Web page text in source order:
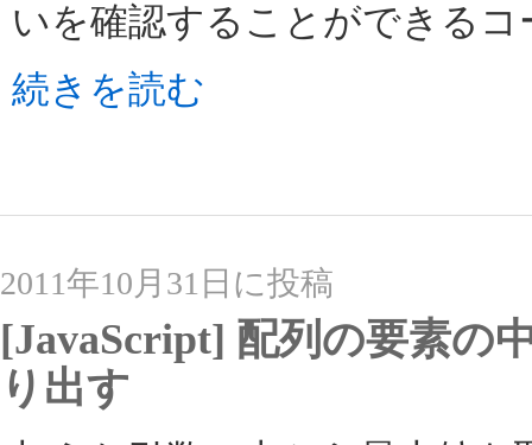
いを確認することができる
続きを読む
2011年10月31日に投稿
[JavaScript] 配列の要素の
り出す